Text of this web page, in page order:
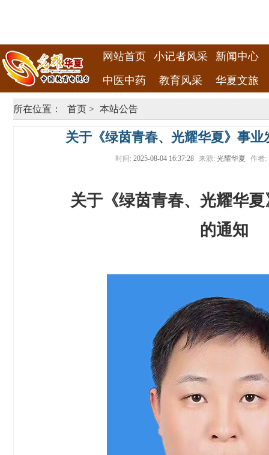
网站首页 小记者风采
新闻中心
中医中药
教育风采 华夏文旅
所在位置： 首页 > 本站公告
关于《绿茵青春、光耀华夏》事
时间: 2025-08-04 16:37:28 来源: 光耀华夏 作者:
关于《绿茵青春、光耀华
的通知